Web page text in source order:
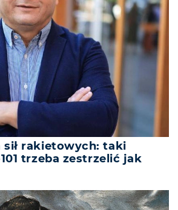
sił rakietowych: taki
trzeba zestrzelić jak